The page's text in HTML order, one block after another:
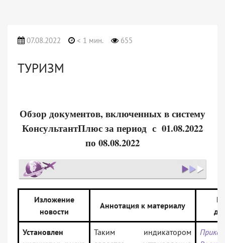
07.08.2022 < 1 мин. 655
ТУРИЗМ
Обзор документов, включенных в систему
КонсультантПлюс за период с 01.08.2022
по 08.08.2022
Изложение
новости
Аннотация к материалу
Установлен
Таким индикатором
Приказ